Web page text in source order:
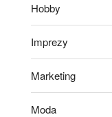
Hobby
Imprezy
Marketing
Moda